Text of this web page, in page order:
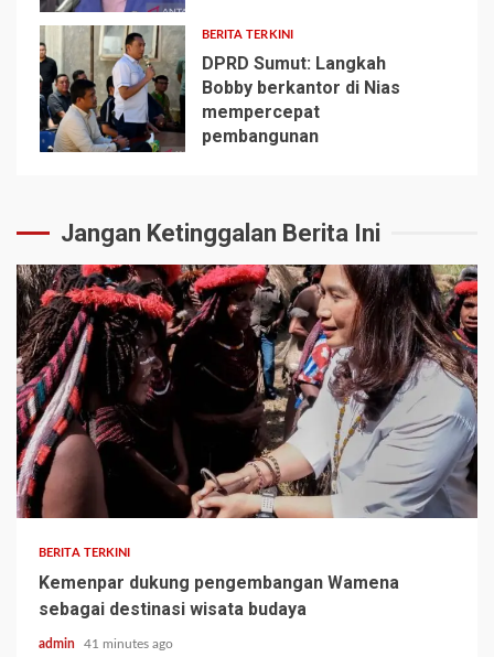
5
BERITA TERKINI
DPRD Sumut: Langkah
Bobby berkantor di Nias
mempercepat
pembangunan
Jangan Ketinggalan Berita Ini
BERITA TERKINI
Kemenpar dukung pengembangan Wamena
sebagai destinasi wisata budaya
admin 41 minutes ago